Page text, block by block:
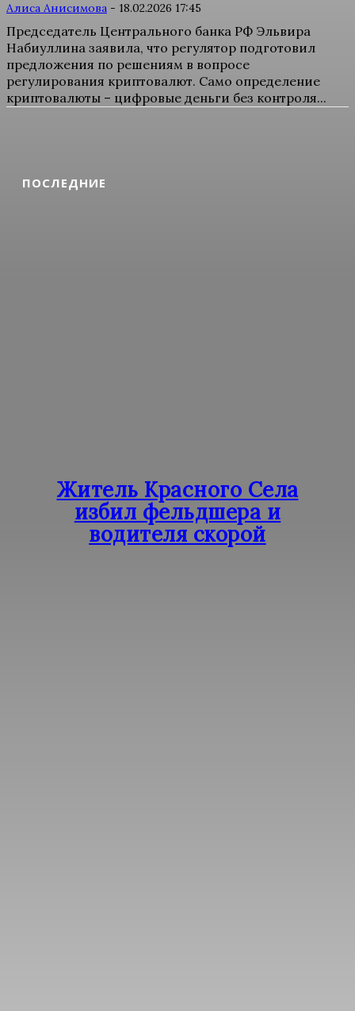
ПОСЛЕДНИЕ
Житель Красного Села
избил фельдшера и
водителя скорой
Алиса Анисимова - 18.02.2026 17:45
Председатель Центрального банка РФ Эльвира
Набиуллина заявила, что регулятор подготовил
предложения по решениям в вопросе
регулирования криптовалют. Само определение
криптовалюты – цифровые деньги без контроля...